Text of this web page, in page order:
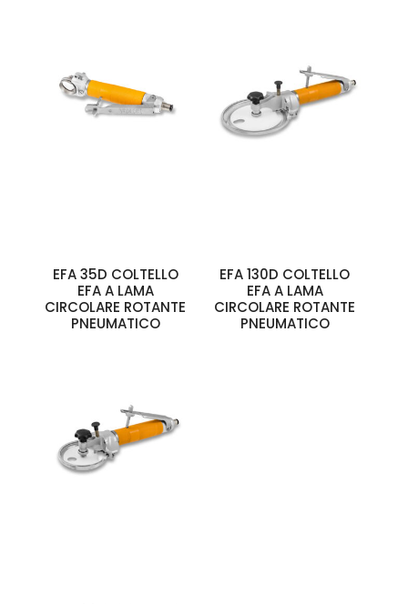
EFA 35D COLTELLO
EFA A LAMA
CIRCOLARE ROTANTE
PNEUMATICO
EFA 130D COLTELLO
EFA A LAMA
CIRCOLARE ROTANTE
PNEUMATICO